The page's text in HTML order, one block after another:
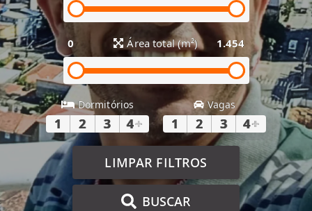
0 Área total (m²) 1.454
Dormitórios
1 2 3 4+
Vagas
1 2 3 4+
LIMPAR FILTROS
BUSCAR